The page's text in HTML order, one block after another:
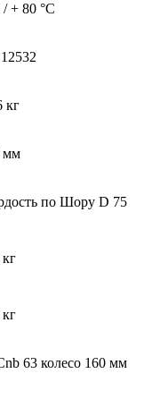
/ + 80 °C
кг
мм
по Шору D 75
63 колесо 160 мм